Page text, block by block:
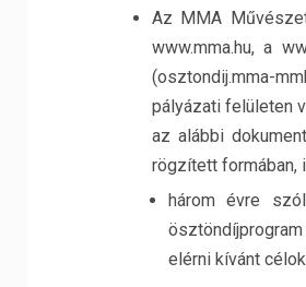
Az MMA
www.mma.hu, a
(osztondij.mma-
pályázati felületen
az alábbi
rögzített formában,
három évre
elérni kívánt